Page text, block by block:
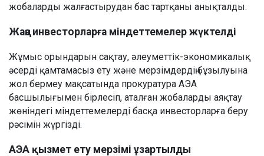
жобаларды жалғастырудан бас тартқаны анықталды.
Жаңа инвесторларға міндеттемелер жүктелді
Жұмыс орындарын сақтау, әлеуметтік-экономикалық
әсерді қамтамасыз ету және мерзімдердің бұзылуына
жол бермеу мақсатында прокуратура АЭА
басшылығымен бірлесіп, аталған жобаларды аяқтау
жөніндегі міндеттемелерді басқа инвесторларға беру
рәсімін жүргізді.
АЭА қызмет ету мерзімі ұзартылды